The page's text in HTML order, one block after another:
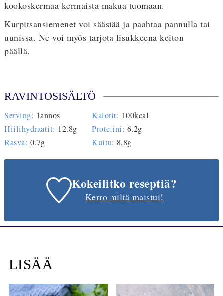
kookoskermaa kermaista makua tuomaan.
Kurpitsansiemenet voi säästää ja paahtaa pannulla tai
uunissa. Ne voi myös tarjota lisukkeena keiton
päällä.
RAVINTOSISÄLTÖ
Serving: 1annos Kalorit: 100kcal
Hiilihydraatit: 12.8g Proteiini: 6.2g
Rasva: 0.7g Kuitu: 8.8g
Kokeilitko reseptiä?
Kerro miltä maistui!
LISÄÄ